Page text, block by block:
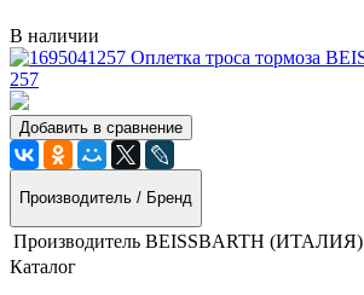
В наличии
Добавить в сравнение
Производитель / Бренд
Производитель BEISSBARTH (ИТАЛИЯ)
Каталог